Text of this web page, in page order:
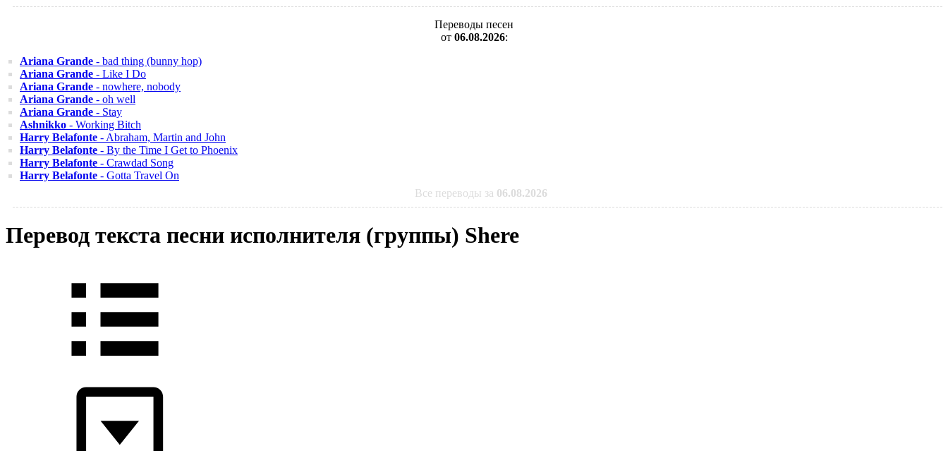
Переводы песен
от 06.08.2026:
Ariana Grande - bad thing (bunny hop)
Ariana Grande - Like I Do
Ariana Grande - nowhere, nobody
Ariana Grande - oh well
Ariana Grande - Stay
Ashnikko - Working Bitch
Harry Belafonte - Abraham, Martin and John
Harry Belafonte - By the Time I Get to Phoenix
Harry Belafonte - Crawdad Song
Harry Belafonte - Gotta Travel On
Все переводы за 06.08.2026
Перевод текста песни исполнителя (группы) Shere